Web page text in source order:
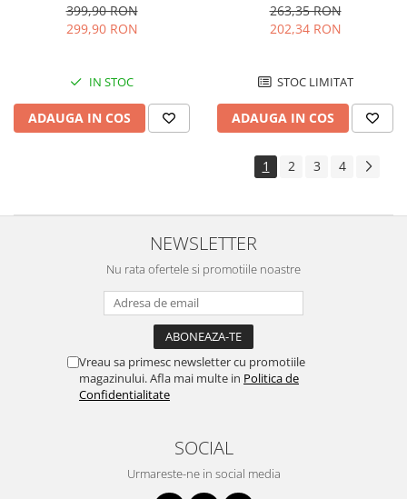
Accesorii, 10 Viteze + Pulse,
Crem
399,90 RON
299,90 RON
IN STOC
ADAUGA IN COS
automata, 2 Accesorii, Negru
263,35 RON
202,34 RON
STOC LIMITAT
ADAUGA IN COS
1 2 3 4
NEWSLETTER
Nu rata ofertele si promotiile noastre
Vreau sa primesc newsletter cu promotiile
magazinului. Afla mai multe in Politica de
Confidentialitate
SOCIAL
Urmareste-ne in social media